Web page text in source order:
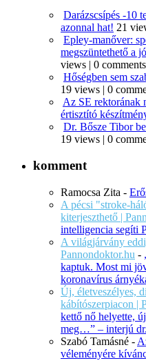
Darázscsípés -10
azonnal hat! 21
Epley-manőver:
megszüntethető a
views | 0 comments
Hőségben sem
19 views | 0
Az SE rektorának
értisztító
Dr. Bősze Tibor
19 views | 0
komment
Ramocsa Zita -
A pécsi "stroke-
kiterjeszthető |
intelligencia segíti
A világjárvány
Pannondoktor.hu -
kaptuk. Most mi
koronavírus
Új, életveszélyes,
kábítószerpiacon |
kettő nő helyette,
meg…” – interjú
Szabó Tamásné -
véleményére